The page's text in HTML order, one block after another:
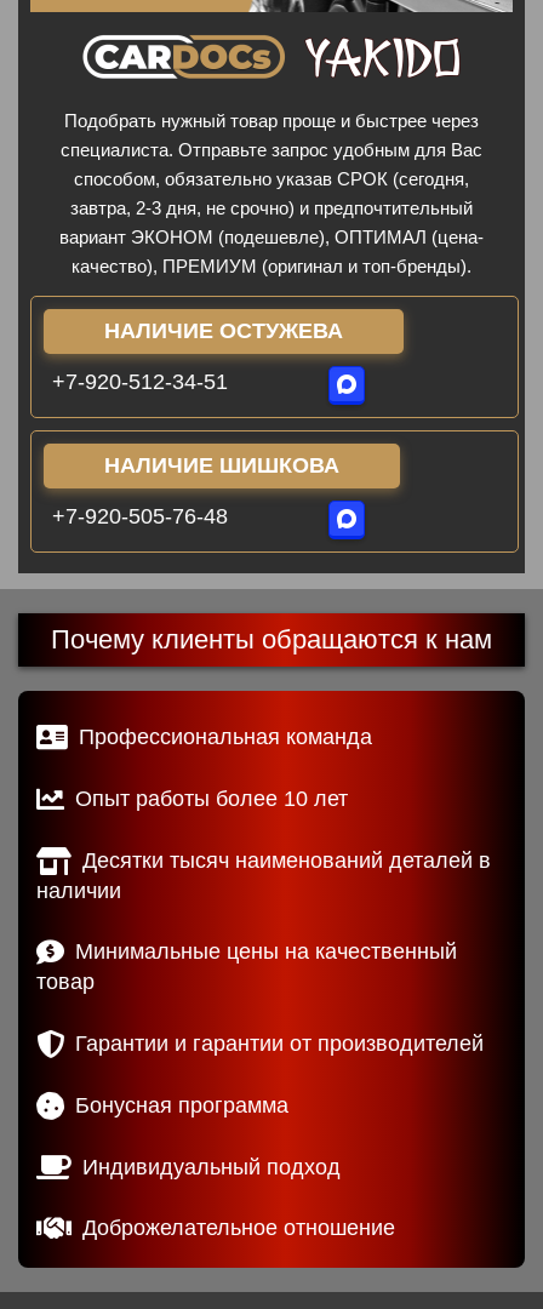
Подобрать нужный товар проще и быстрее через
специалиста. Отправьте запрос удобным для Вас
способом, обязательно указав СРОК (сегодня,
завтра, 2-3 дня, не срочно) и предпочтительный
вариант ЭКОНОМ (подешевле), ОПТИМАЛ (цена-
качество), ПРЕМИУМ (оригинал и топ-бренды).
НАЛИЧИЕ ОСТУЖЕВА
+7-920-512-34-51
НАЛИЧИЕ ШИШКОВА
+7-920-505-76-48
Почему клиенты обращаются к нам
Профессиональная команда
Опыт работы более 10 лет
Десятки тысяч наименований деталей в
наличии
Минимальные цены на качественный
товар
Гарантии и гарантии от производителей
Бонусная программа
Индивидуальный подход
Доброжелательное отношение